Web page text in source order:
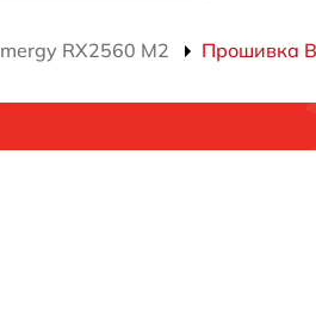
RX2560 M2 Прошивка